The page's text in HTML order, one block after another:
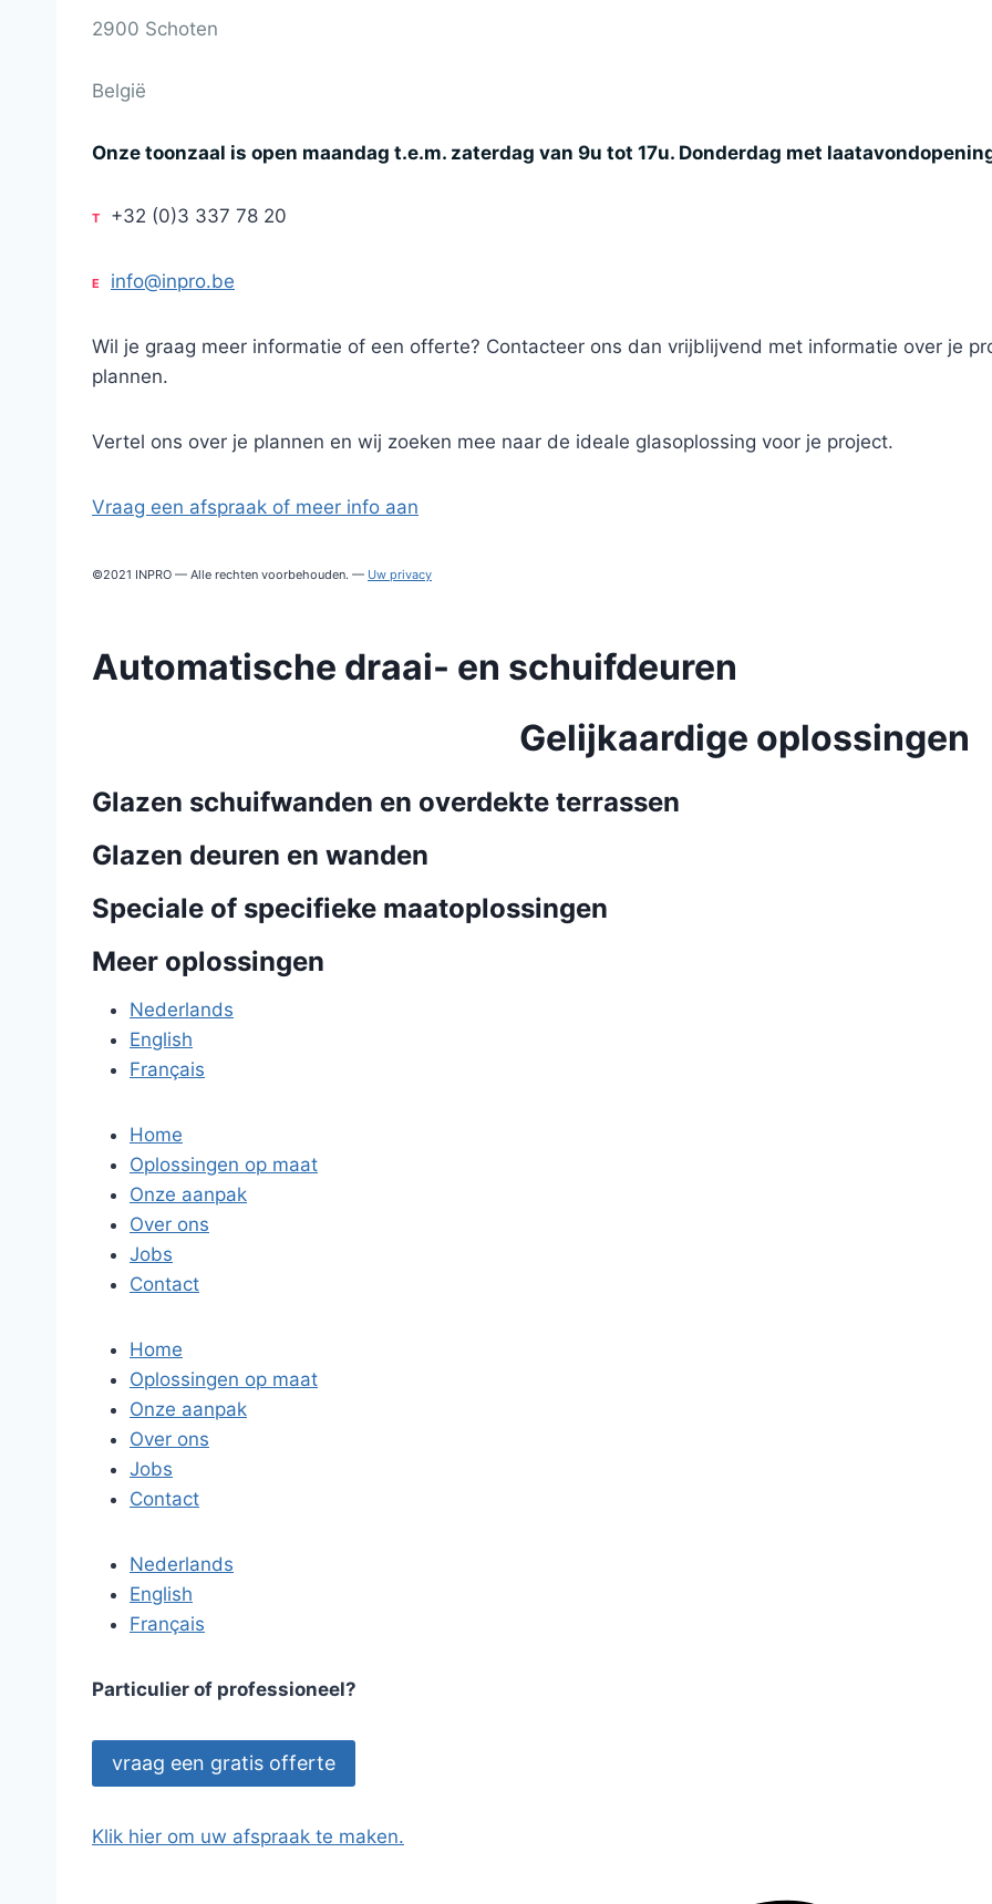
2900 Schoten
België
Onze toonzaal is open maandag t.e.m. zaterdag van 9u tot 17u. Donderdag met
T +32 (0)3 337 78 20
E info@inpro.be
Wil je graag meer informatie of een offerte? Contacteer ons dan vrijblijvend met informatie over je
plannen.
Vertel ons over je plannen en wij zoeken mee naar de ideale glasoplossing voor je project.
Vraag een afspraak of meer info aan
©2021 INPRO — Alle rechten voorbehouden. — Uw privacy
Automatische draai- en schuifdeuren
Gelijkaardige oplossingen
Glazen schuifwanden en overdekte terrassen
Glazen deuren en wanden
Speciale of specifieke maatoplossingen
Meer oplossingen
Nederlands
English
Français
Home
Oplossingen op maat
Onze aanpak
Over ons
Jobs
Contact
Home
Oplossingen op maat
Onze aanpak
Over ons
Jobs
Contact
Nederlands
English
Français
Particulier of professioneel?
vraag een gratis offerte
Klik hier om uw afspraak te maken.